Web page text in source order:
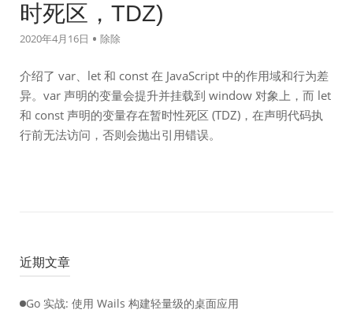
时死区，TDZ)
2020年4月16日 除除
介绍了 var、let 和 const 在 JavaScript 中的作用域和行为差
异。var 声明的变量会提升并挂载到 window 对象上，而 let
和 const 声明的变量存在暂时性死区 (TDZ)，在声明代码执
行前无法访问，否则会抛出引用错误。
近期文章
Go 实战: 使用 Wails 构建轻量级的桌面应用